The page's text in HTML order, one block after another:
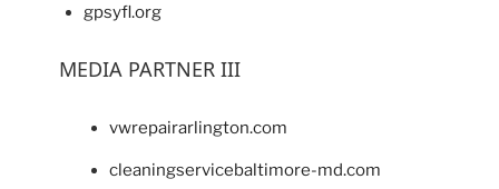
gpsyfl.org
MEDIA PARTNER III
vwrepairarlington.com
cleaningservicebaltimore-md.com